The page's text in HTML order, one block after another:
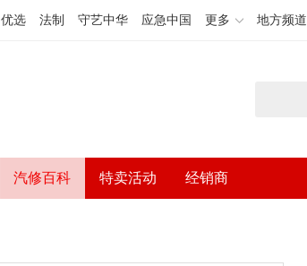
优选 法制 守艺中华 应急中国 更多 地方频道
汽修百科 特卖活动 经销商